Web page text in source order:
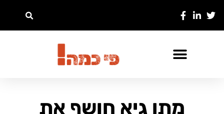
מתן גיא חושף את